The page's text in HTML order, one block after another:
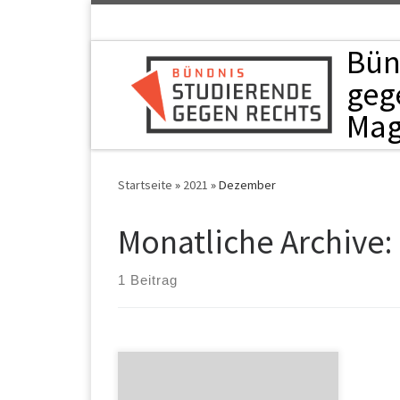
Startseite » 2021 »Dezember
Monatliche Archive:
1 Beitrag